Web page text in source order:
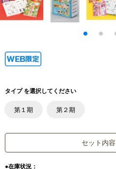
タイプ を選択してください
第１期 第２期
セット内
●在庫状況：